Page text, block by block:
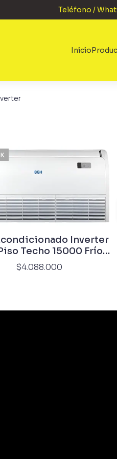
Teléfono /
Inicio
Inverter
Techo 15000 Frío
Calor
$4.088.000